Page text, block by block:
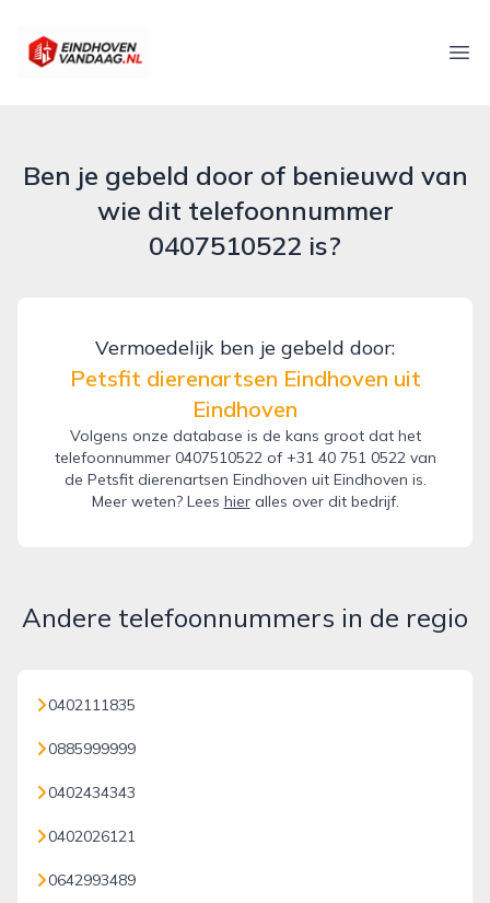
eindhovenvandaag.nl
Ben je gebeld door of benieuwd van
wie dit telefoonnummer
0407510522 is?
Vermoedelijk ben je gebeld door:
Petsfit dierenartsen Eindhoven uit
Eindhoven
Volgens onze database is de kans groot dat het
telefoonnummer 0407510522 of +31 40 751 0522 van
de Petsfit dierenartsen Eindhoven uit Eindhoven is.
Meer weten? Lees hieralles over dit bedrijf.
Andere telefoonnummers in de regio
0402111835
0885999999
0402434343
0402026121
0642993489